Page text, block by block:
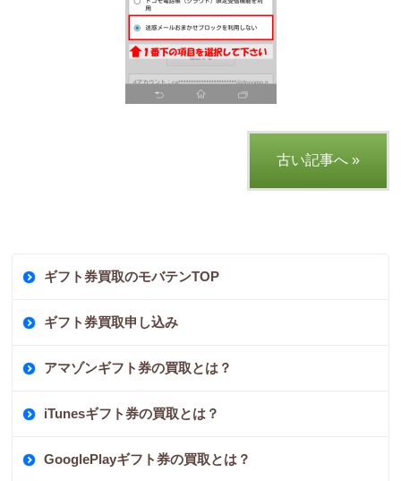
古い記事へ »
ギフト券買取のモバテンTOP
ギフト券買取申し込み
アマゾンギフト券の買取とは？
iTunesギフト券の買取とは？
GooglePlayギフト券の買取とは？